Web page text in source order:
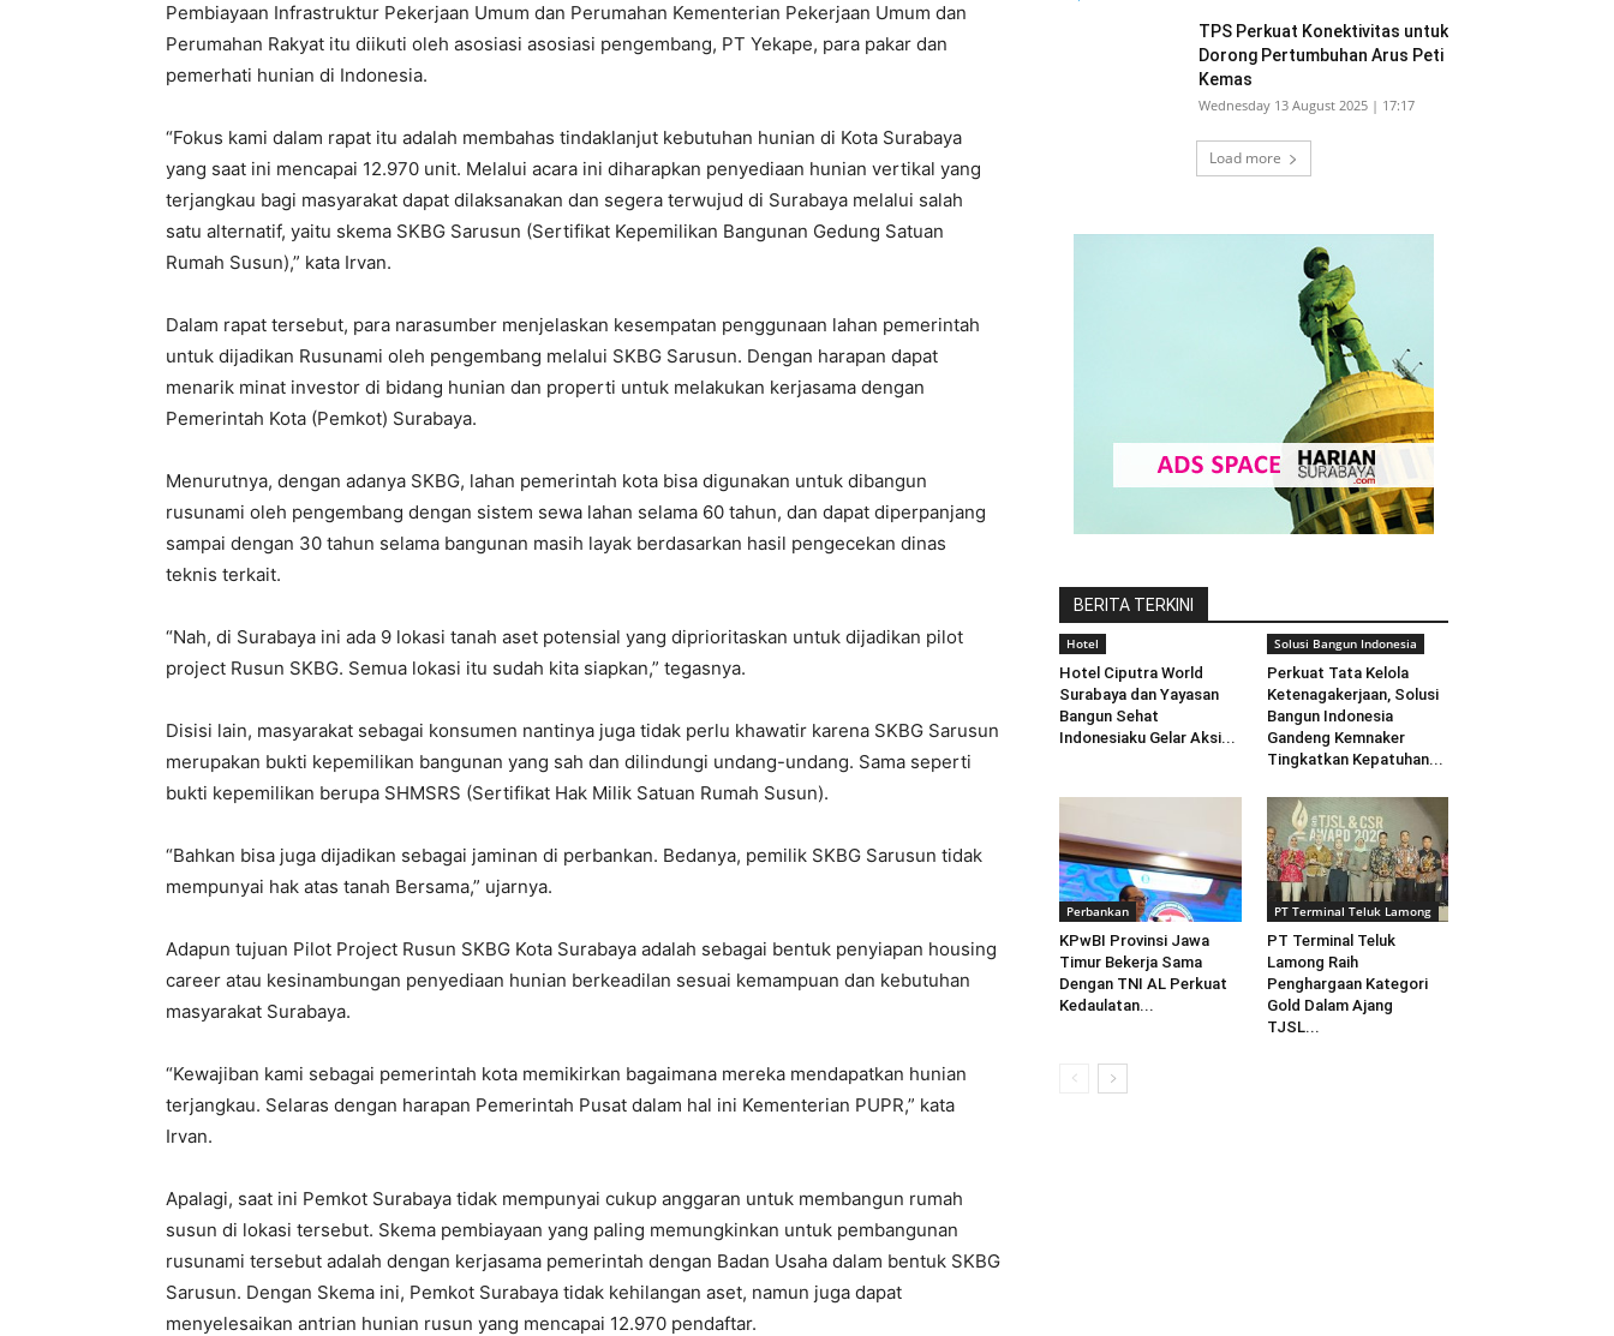
Pembiayaan Infrastruktur Pekerjaan Umum dan Perumahan Kementerian Pekerjaan Umum dan
Perumahan Rakyat itu diikuti oleh asosiasi asosiasi pengembang, PT Yekape, para pakar dan
pemerhati hunian di Indonesia.
“Fokus kami dalam rapat itu adalah membahas tindaklanjut kebutuhan hunian di Kota Surabaya
yang saat ini mencapai 12.970 unit. Melalui acara ini diharapkan penyediaan hunian vertikal yang
terjangkau bagi masyarakat dapat dilaksanakan dan segera terwujud di Surabaya melalui salah
satu alternatif, yaitu skema SKBG Sarusun (Sertifikat Kepemilikan Bangunan Gedung Satuan
Rumah Susun),” kata Irvan.
Dalam rapat tersebut, para narasumber menjelaskan kesempatan penggunaan lahan pemerintah
untuk dijadikan Rusunami oleh pengembang melalui SKBG Sarusun. Dengan harapan dapat
menarik minat investor di bidang hunian dan properti untuk melakukan kerjasama dengan
Pemerintah Kota (Pemkot) Surabaya.
Menurutnya, dengan adanya SKBG, lahan pemerintah kota bisa digunakan untuk dibangun
rusunami oleh pengembang dengan sistem sewa lahan selama 60 tahun, dan dapat diperpanjang
sampai dengan 30 tahun selama bangunan masih layak berdasarkan hasil pengecekan dinas
teknis terkait.
“Nah, di Surabaya ini ada 9 lokasi tanah aset potensial yang diprioritaskan untuk dijadikan pilot
project Rusun SKBG. Semua lokasi itu sudah kita siapkan,” tegasnya.
Disisi lain, masyarakat sebagai konsumen nantinya juga tidak perlu khawatir karena SKBG Sarusun
merupakan bukti kepemilikan bangunan yang sah dan dilindungi undang-undang. Sama seperti
bukti kepemilikan berupa SHMSRS (Sertifikat Hak Milik Satuan Rumah Susun).
“Bahkan bisa juga dijadikan sebagai jaminan di perbankan. Bedanya, pemilik SKBG Sarusun tidak
mempunyai hak atas tanah Bersama,” ujarnya.
Adapun tujuan Pilot Project Rusun SKBG Kota Surabaya adalah sebagai bentuk penyiapan housing
career atau kesinambungan penyediaan hunian berkeadilan sesuai kemampuan dan kebutuhan
masyarakat Surabaya.
“Kewajiban kami sebagai pemerintah kota memikirkan bagaimana mereka mendapatkan hunian
terjangkau. Selaras dengan harapan Pemerintah Pusat dalam hal ini Kementerian PUPR,” kata
Irvan.
Apalagi, saat ini Pemkot Surabaya tidak mempunyai cukup anggaran untuk membangun rumah
susun di lokasi tersebut. Skema pembiayaan yang paling memungkinkan untuk pembangunan
rusunami tersebut adalah dengan kerjasama pemerintah dengan Badan Usaha dalam bentuk SKBG
Sarusun. Dengan Skema ini, Pemkot Surabaya tidak kehilangan aset, namun juga dapat
menyelesaikan antrian hunian rusun yang mencapai 12.970 pendaftar.
TPS Perkuat Konektivitas untuk
Dorong Pertumbuhan Arus Peti
Kemas
Wednesday 13 August 2025 | 17:17
Load more
BERITA TERKINI
Hotel
Hotel Ciputra World
Surabaya dan Yayasan
Bangun Sehat
Indonesiaku Gelar Aksi...
Solusi Bangun Indonesia
Perkuat Tata Kelola
Ketenagakerjaan, Solusi
Bangun Indonesia
Gandeng Kemnaker
Tingkatkan Kepatuhan...
Perbankan
KPwBI Provinsi Jawa
Timur Bekerja Sama
Dengan TNI AL Perkuat
Kedaulatan...
PT Terminal Teluk Lamong
PT Terminal Teluk
Lamong Raih
Penghargaan Kategori
Gold Dalam Ajang
TJSL...